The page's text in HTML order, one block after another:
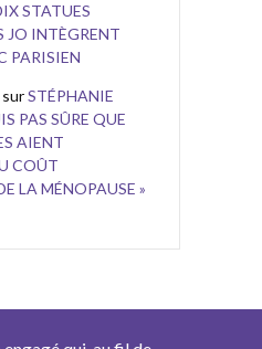
STATUES
JO INTÈGRENT
PARISIEN
surSTÉPHANIE
PAS SÛRE QUE
AIENT
COÛT
LA MÉNOPAUSE »